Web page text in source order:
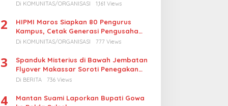
Turunkan Harga BBM Nelayan
Di KOMUNITAS/ORGANISASI 1,161 Views
2
HIPMI Maros Siapkan 80 Pengurus
Kampus, Cetak Generasi Pengusaha
Muda
Di KOMUNITAS/ORGANISASI 777 Views
3
Spanduk Misterius di Bawah Jembatan
Flyover Makassar Soroti Penegakan
Hukum Kasus Korupsi
Di BERITA 736 Views
4
Mantan Suami Laporkan Bupati Gowa